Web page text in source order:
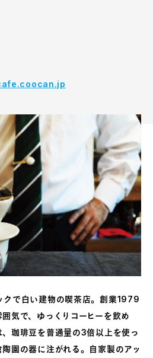
クで白い建物の喫茶店。創業1979
気で、ゆっくりコーヒーを飲め
珈琲豆を普通量の3倍以上を使っ
園の器に注がれる。自家製のアッ